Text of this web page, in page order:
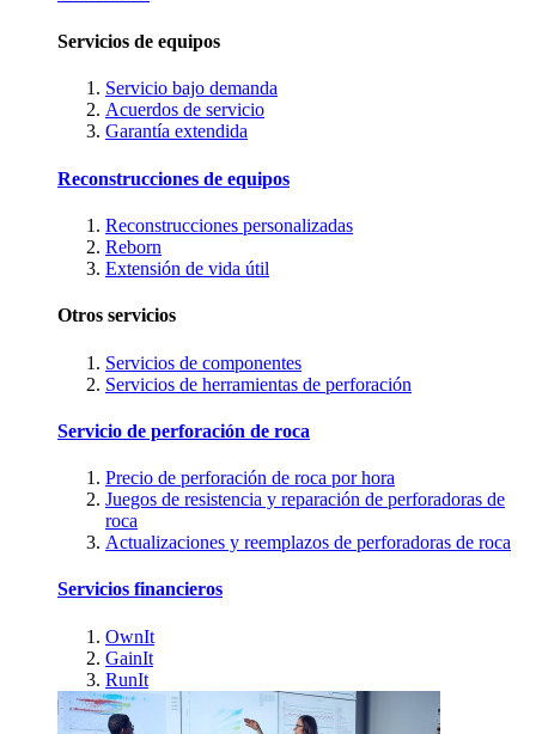
Servicios de equipos
Servicio bajo demanda
Acuerdos de servicio
Garantía extendida
Reconstrucciones de equipos
Reconstrucciones personalizadas
Reborn
Extensión de vida útil
Otros servicios
Servicios de componentes
Servicios de herramientas de perforación
Servicio de perforación de roca
Precio de perforación de roca por hora
Juegos de resistencia y reparación de perforadoras de
roca
Actualizaciones y reemplazos de perforadoras de roca
Servicios financieros
OwnIt
GainIt
RunIt